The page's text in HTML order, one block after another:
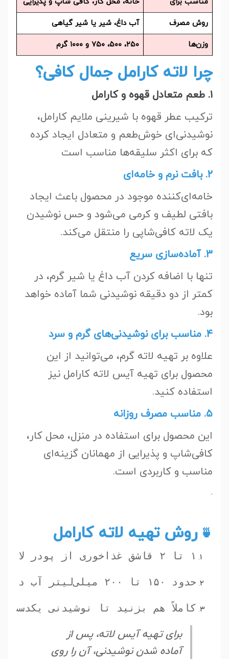
روش مصرف
آب داغ، شیر یا شیر گیاهی
وزن‌ها
۲۵۰، ۵۰۰، ۷۵۰ و ۱۰۰۰ گرم
چرا لاته کارامل جمال کافی؟
۱. طعم متعادل قهوه و کارامل
ترکیب عطر قهوه با شیرینی ملایم کارامل،
نوشیدنی‌ای خوش‌طعم و متعادل ایجاد کرده
که برای اکثر سلیقه‌ها مناسب است
۲. بافت نرم و خامه‌ای
خامه‌ای‌کننده موجود در محصول باعث ایجاد
بافتی لطیف و کرمی می‌شود و حس نوشیدن
یک لاته کافی‌شاپی را منتقل می‌کند.
۳. آماده‌سازی سریع
تنها با اضافه کردن آب داغ یا شیر گرم، در
کمتر از دو دقیقه نوشیدنی شما آماده خواهد
بود.
۴. مناسب برای نوشیدنی‌های گرم و سرد
علاوه بر تهیه لاته گرم، می‌توانید از این
محصول برای تهیه آیس لاته کارامل نیز
استفاده کنید.
۵. مناسب مصرف روزانه
این محصول برای استفاده در منزل، محل کار،
کافی‌شاپ و پذیرایی از مهمانان گزینه‌ای
مناسب و کاربردی است.
.
🍵روش تهیه لاته کارامل
۱ تا ۲ قاشق غذاخوری از پودر لاته کارامل را داخل فنجان بریزید.
حدود ۱۵۰ تا ۲۰۰ میلی‌لیتر آب داغ یا شیر گرم اضافه کنید.
کاملاً هم بزنید تا نوشیدنی یکدست
برای تهیه آیس لاته، پس از
آماده شدن نوشیدنی، آن را روی